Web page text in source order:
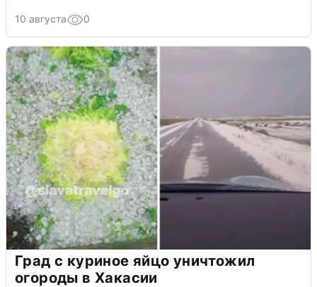
10 августа 0
Град с куриное яйцо уничтожил
огороды в Хакасии